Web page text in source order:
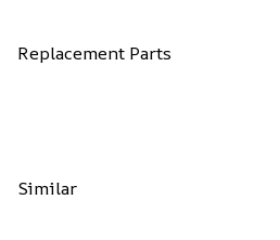
Replacement Parts
Similar